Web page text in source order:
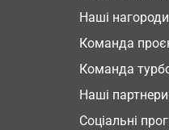
Наші нагороди
Команда
Команда
Наші партнери
Соціальні